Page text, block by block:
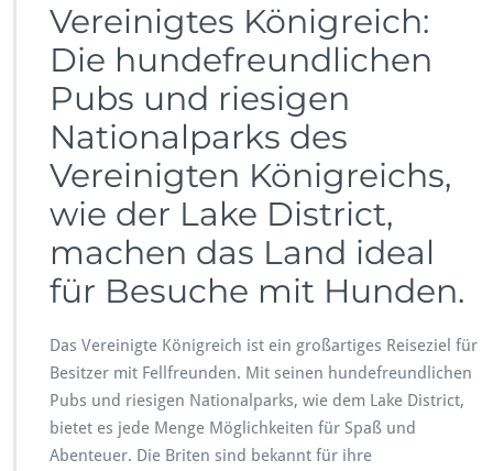
Vereinigtes Königreich:
Die hundefreundlichen
Pubs und riesigen
Nationalparks des
Vereinigten Königreichs,
wie der Lake District,
machen das Land ideal
für Besuche mit Hunden.
Das Vereinigte Königreich ist ein großartiges Reiseziel für
Besitzer mit Fellfreunden. Mit seinen hundefreundlichen
Pubs und riesigen Nationalparks, wie dem Lake District,
bietet es jede Menge Möglichkeiten für Spaß und
Abenteuer. Die Briten sind bekannt für ihre